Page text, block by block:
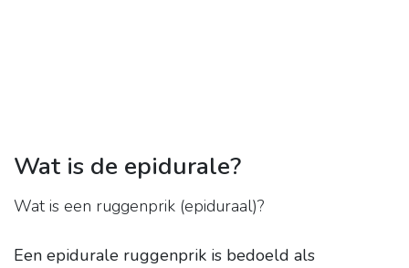
Wat is de epidurale?
Wat is een ruggenprik (epiduraal)?
Een epidurale ruggenprik is bedoeld als